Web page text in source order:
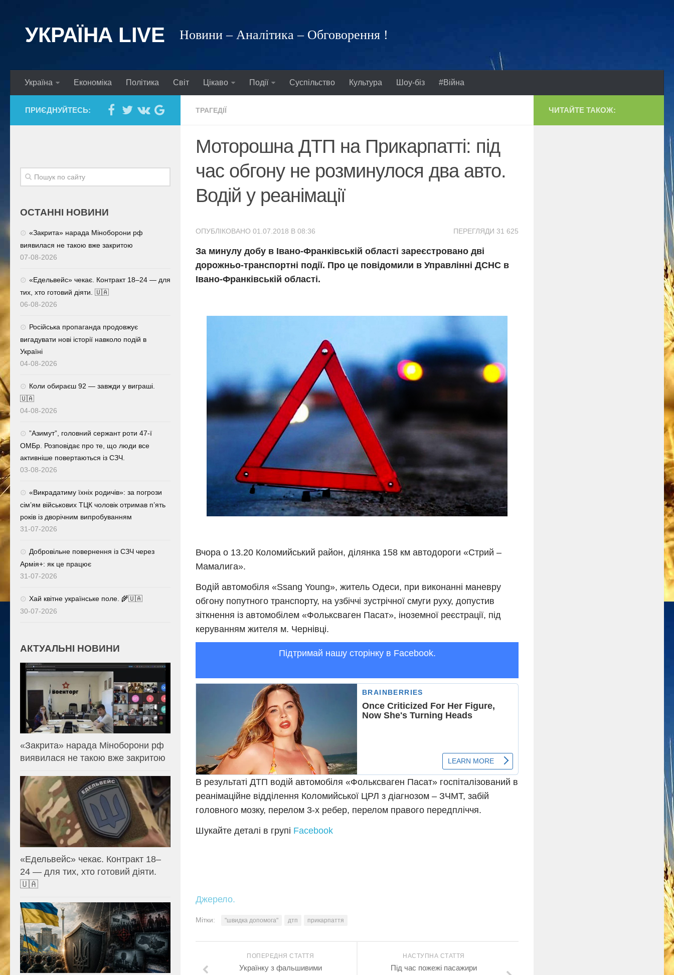
УКРАЇНА LIVE Новини – Аналітика – Обговорення !
Україна Економіка Політика Світ Цікаво Події Суспільство Культура Шоу-біз #Війна
ТРАГЕДІЇ
Моторошна ДТП на Прикарпатті: під
час обгону не розминулося два авто.
Водій у реанімації
ПЕРЕГЛЯДИ 31 625
ОПУБЛІКОВАНО 01.07.2018 В 08:36
За минулу добу в Івано-Франківській області зареєстровано дві
дорожньо-транспортні події. Про це повідомили в Управлінні ДСНС в
Івано-Франківській області.
Вчора о 13.20 Коломийський район, ділянка 158 км автодороги «Стрий –
Мамалига».
Водій автомобіля «Ssang Young», житель Одеси, при виконанні маневру
обгону попутного транспорту, на узбіччі зустрічної смуги руху, допустив
зіткнення із автомобілем «Фольксваген Пасат», іноземної реєстрації, під
керуванням жителя м. Чернівці.
Підтримай нашу сторінку в Facebook.
В результаті ДТП водій автомобіля «Фольксваген Пасат» госпіталізований в
реанімаційне відділення Коломийської ЦРЛ з діагнозом – ЗЧМТ, забій
головного мозку, перелом 3-х ребер, перелом правого передпліччя.
Шукайте деталі в групі Facebook
Джерело.
Мітки: "швидка допомога" дтп прикарпаття
НАСТУПНА СТАТТЯ
Під час пожежі пасажири
ПОПЕРЕДНЯ СТАТТЯ
Українку з фальшивими
ПРИЄДНУЙТЕСЬ:
ОСТАННІ НОВИНИ
«Закрита» нарада Міноборони рф
виявилася не такою вже закритою
07-08-2026
«Едельвейс» чекає. Контракт 18–24 — для
тих, хто готовий діяти. 🇺🇦
06-08-2026
Російська пропаганда продовжує
вигадувати нові історії навколо подій в
Україні
04-08-2026
Коли обираєш 92 — завжди у виграші.
🇺🇦
04-08-2026
⁨”Азимут”, головний сержант роти 47-ї
ОМБр. Розповідає про те, що люди все
активніше повертаються із СЗЧ.
03-08-2026
«Викрадатиму їхніх родичів»: за погрози
сім’ям військових ТЦК чоловік отримав п’ять
років із дворічним випробуванням
31-07-2026
Добровільне повернення із СЗЧ через
Армія+: як це працює
31-07-2026
Хай квітне українське поле. 🌾🇺🇦
30-07-2026
АКТУАЛЬНІ НОВИНИ
«Закрита» нарада Міноборони рф
виявилася не такою вже закритою
«Едельвейс» чекає. Контракт 18–
24 — для тих, хто готовий діяти.
🇺🇦
ЧИТАЙТЕ ТАКОЖ: